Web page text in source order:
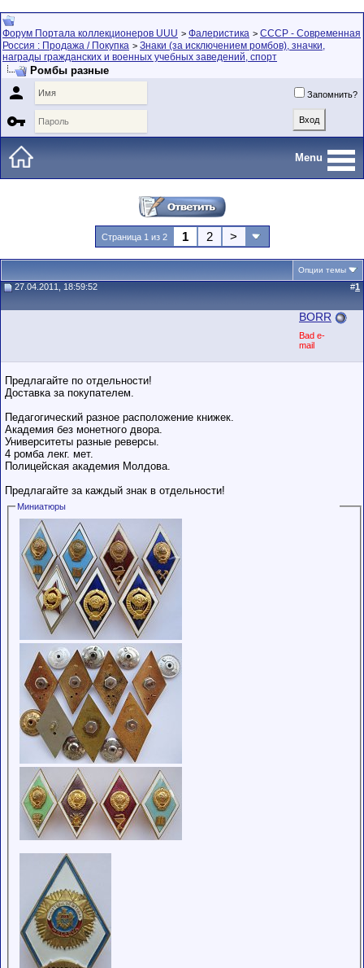
Форум Портала коллекционеров UUU > Фалеристика > СССР - Современная
Россия : Продажа / Покупка > Знаки (за исключением ромбов), значки,
награды гражданских и военных учебных заведений, спорт
Ромбы разные
 Запомнить?

Menu
Страница 1 из 2 1 2 >
Опции темы
27.04.2011, 18:59:52 #1
BORR
Bad e-
mail
Предлагайте по отдельности!
Доставка за покупателем.
Педагогический разное расположение книжек.
Академия без монетного двора.
Университеты разные реверсы.
4 ромба лекг. мет.
Полицейская академия Молдова.
Предлагайте за каждый знак в отдельности!
Миниатюры